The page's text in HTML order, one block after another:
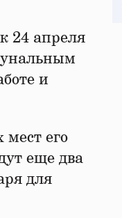
24 апреля
и
мест его
еще два
для